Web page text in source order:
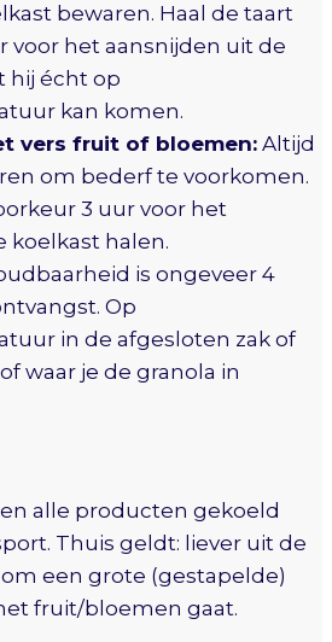
bewaren. Haal de taart
voor het aansnijden uit de
hij écht op
kan komen.
vers fruit of bloemen: Altijd
om bederf te voorkomen.
3 uur voor het
koelkast halen.
is ongeveer 4
Op
in de afgesloten zak of
waar je de granola in
alle producten gekoeld
Thuis geldt: liever uit de
een grote (gestapelde)
fruit/bloemen gaat.